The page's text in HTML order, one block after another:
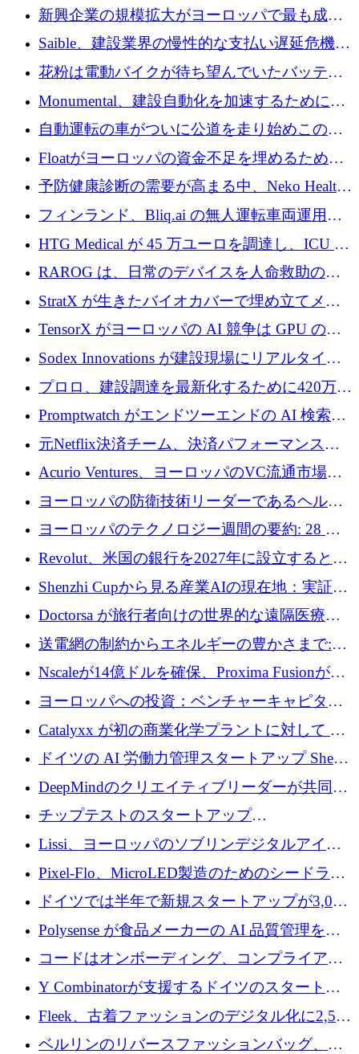
後、アムステルダムに根を張る
新興企業の規模拡大がヨーロッパで最も成功
した創業者を生み出す、アントラー氏が発見
Saible、建設業界の慢性的な支払い遅延危機に
対処するために 290 万ポンドを調達
花粉は電動バイクが待ち望んでいたバッテリ
ー交換ネットワークを構築している
Monumental、建設自動化を加速するためにシ
リーズ B で 3,200 万ドルを確保
自動運転の車がついに公道を走り始めこの国
が世界をリードしようとしている
Floatがヨーロッパの資金不足を埋めるために
シリーズAで450万ユーロを調達
予防健康診断の需要が高まる中、Neko Health
が 7 億ドルを調達
フィンランド、Bliq.ai の無人運転車両運用を
認可
HTG Medical が 45 万ユーロを調達し、ICU の
尿モニタリングを自動化するための MDR 認
証を獲得
RAROG は、日常のデバイスを人命救助の救
助ビーコンに変えるために 16 万 2,000 ユーロ
StratX が生きたバイオカバーで埋め立てメタ
ン対策に 119 万ドルを調達
TensorX がヨーロッパの AI 競争は GPU の所
有者によって決まると考える理由
Sodex Innovations が建設現場にリアルタイム
のインテリジェンスをもたらすために 400 万
ユーロを確保
プロロ、建設調達を最新化するために420万ポ
ンドを調達
Promptwatch がエンドツーエンドの AI 検索最
適化プラットフォームを拡張するために 600
万ユーロを調達
元Netflix決済チーム、決済パフォーマンスプ
ラットフォームNopanのためにこれまでに720
万ユーロを調達
Acurio Ventures、ヨーロッパのVC流通市場の
流動性を解放するために1億1,500万ユーロの
ファンドを立ち上げる
ヨーロッパの防衛技術リーダーであるヘルシ
ングは、180億ドルの評価額で18億ドルのシリ
ヨーロッパのテクノロジー週間の要約: 28 億
ユーロを超える 70 以上のテクノロジー資金調
Revolut、米国の銀行を2027年に設立すると米
国の社長が語る
Shenzhi Cupから見る産業AIの現在地：実証と
産業実装への道筋
Doctorsa が旅行者向けの世界的な遠隔医療プ
ラットフォームを拡大するために 100 万ユー
ロを調達
送電網の制約からエネルギーの豊かさまで:
Envision の Gobi X がヨーロッパの AI の未来
Nscaleが14億ドルを確保、Proxima Fusionが4
億1,100万ユーロを獲得、Invest EuropeはVCの
ヨーロッパへの投資：ベンチャーキャピタル
が過去2番目に高い水準に到達
Catalyxx が初の商業化学プラントに対して EU
から 2,000 万ユーロ以上の支援を獲得
ドイツの AI 労働力管理スタートアップ Sherpa
がプレシードで 220 万ドルを調達
DeepMindのクリエイティブリーダーが共同設
立したAIライティングのスタートアップが
1,300万ドルのシード投資を調達
チップテストのスタートアップ
QuantumDiamondsが株式資金で1,500万ユーロ
を調達
Lissi、ヨーロッパのソブリンデジタルアイデ
ンティティの未来を推進するために350万ユー
ロを調達
Pixel-Flo、MicroLED製造のためのシードラウ
ンドで525万ポンドを獲得
ドイツでは半年で新規スタートアップが3,000
社という記録を目の当たりにし、涙を流すハ
ンブルク
Polysense が食品メーカーの AI 品質管理を拡
張するために 1,070 万ドルを調達
コードはオンボーディング、コンプライアン
ス、支払いを統合するために 640 万ポンドを
Y Combinatorが支援するドイツのスタートア
ップFintoが340万ドルを調達、シリコンバレ
ーではなくミュンヘンを選んだと語る
Fleek、古着ファッションのデジタル化に2,500
万ドルを確保
ベルリンのリバースファッションバッグ、繊